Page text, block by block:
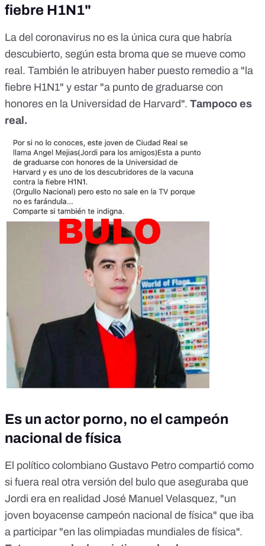
fiebre H1N1"
La del coronavirus no es la única cura que habría
descubierto, según esta broma que se mueve como
real. También le atribuyen haber puesto remedio a "la
fiebre H1N1" y estar "a punto de graduarse con
honores en la Universidad de Harvard". Tampoco es
real.
Es un actor porno, no el campeón
nacional de física
El político colombiano Gustavo Petro compartió como
si fuera real otra versión del bulo que aseguraba que
Jordi era en realidad José Manuel Velasquez, "un
joven boyacense campeón nacional de física" que iba
a participar "en las olimpiadas mundiales de física".